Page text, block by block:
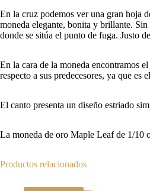
En la cruz podemos ver una gran hoja
moneda elegante, bonita y brillante.
donde se sitúa el punto de fuga. Justo
En la cara de la moneda encontramos
respecto a sus predecesores, ya que
El canto presenta un diseño estriado
La moneda de oro Maple Leaf de 1/10
Productos relacionados